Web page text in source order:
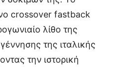
crossover fastback
λίθο της
της ιταλικής
την ιστορική